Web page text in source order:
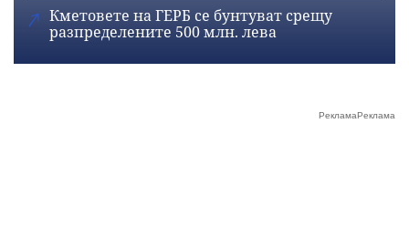
Кметовете на ГЕРБ се бунтуват срещу
разпределените 500 млн. лева